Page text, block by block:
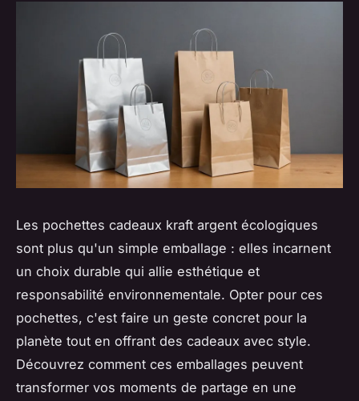
Les pochettes cadeaux kraft argent écologiques
sont plus qu'un simple emballage : elles incarnent
un choix durable qui allie esthétique et
responsabilité environnementale. Opter pour ces
pochettes, c'est faire un geste concret pour la
planète tout en offrant des cadeaux avec style.
Découvrez comment ces emballages peuvent
transformer vos moments de partage en une